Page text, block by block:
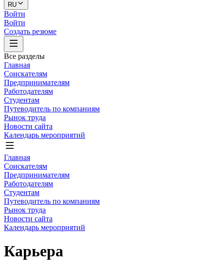
RU
Войти
Войти
Создать резюме
Все разделы
Главная
Соискателям
Предпринимателям
Работодателям
Студентам
Путеводитель по компаниям
Рынок труда
Новости сайта
Календарь мероприятий
Главная
Соискателям
Предпринимателям
Работодателям
Студентам
Путеводитель по компаниям
Рынок труда
Новости сайта
Календарь мероприятий
Карьера